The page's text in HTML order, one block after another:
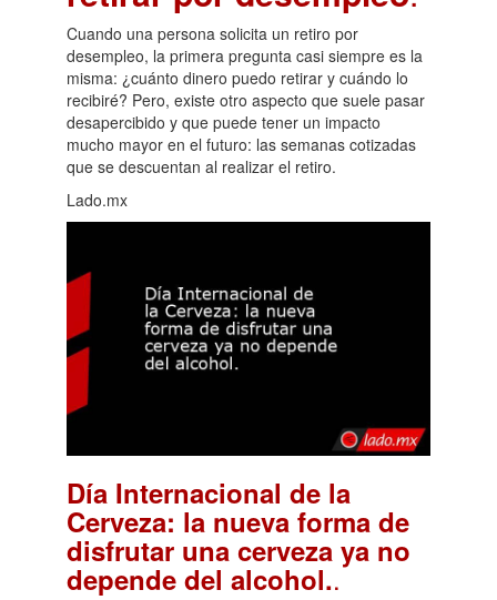
Cuando una persona solicita un retiro por
desempleo, la primera pregunta casi siempre es la
misma: ¿cuánto dinero puedo retirar y cuándo lo
recibiré? Pero, existe otro aspecto que suele pasar
desapercibido y que puede tener un impacto
mucho mayor en el futuro: las semanas cotizadas
que se descuentan al realizar el retiro.
Lado.mx
Día Internacional de la
Cerveza: la nueva forma de
disfrutar una cerveza ya no
depende del alcohol..